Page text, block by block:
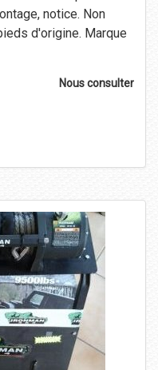
notice. Non
d'origine. Marque
Nous consulter